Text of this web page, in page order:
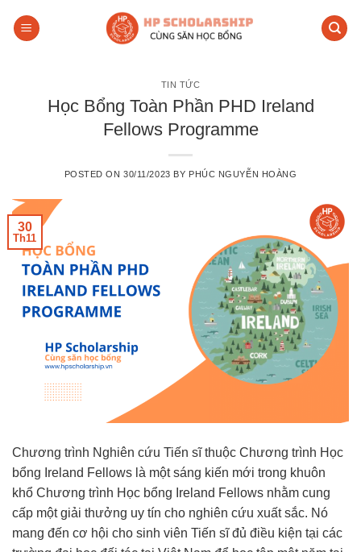
TIN TỨC
Học Bổng Toàn Phần PHD Ireland
Fellows Programme
POSTED ON30/11/2023 BY PHÚC NGUYỄN HOÀNG
30
Th11
Chương trình Nghiên cứu Tiến sĩ thuộc Chương trình Học
bổng Ireland Fellows là một sáng kiến mới trong khuôn
khổ Chương trình Học bổng Ireland Fellows nhằm cung
cấp một giải thưởng uy tín cho nghiên cứu xuất sắc. Nó
mang đến cơ hội cho sinh viên Tiến sĩ đủ điều kiện tại các